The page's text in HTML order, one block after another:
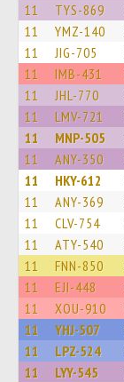
11 TYS-869
11 YMZ-140
11 JIG-705
11 IMB-431
11 JHL-770
11 LMV-721
11 MNP-505
11 ANY-350
11 HKY-612
11 ANY-369
11 CLV-754
11 ATY-540
11 FNN-850
11 EJI-448
11 XOU-910
11 YHJ-507
11 LPZ-524
11 LYY-545